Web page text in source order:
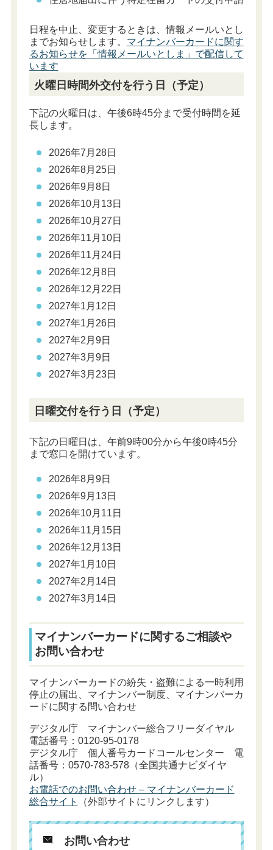
日程を中止、変更するときは、情報メールいとし
までお知らせします。 マイナンバーカードに関す
るお知らせを「情報メールいとしま」で配信して
います
火曜日時間外交付を行う日（予定）
下記の火曜日は、午後6時45分まで受付時間を延
長します。
2026年7月28日
2026年8月25日
2026年9月8日
2026年10月13日
2026年10月27日
2026年11月10日
2026年11月24日
2026年12月8日
2026年12月22日
2027年1月12日
2027年1月26日
2027年2月9日
2027年3月9日
2027年3月23日
日曜交付を行う日（予定）
下記の日曜日は、午前9時00分から午後0時45分
まで窓口を開けています。
2026年8月9日
2026年9月13日
2026年10月11日
2026年11月15日
2026年12月13日
2027年1月10日
2027年2月14日
2027年3月14日
マイナンバーカードに関するご相談や
お問い合わせ
マイナンバーカードの紛失・盗難による一時利用
停止の届出、マイナンバー制度、マイナンバーカ
ードに関する問い合わせ
デジタル庁 マイナンバー総合フリーダイヤル
電話番号：0120-95-0178
デジタル庁 個人番号カードコールセンター 電
話番号：0570-783-578（全国共通ナビダイヤ
ル）
お電話でのお問い合わせ – マイナンバーカード
総合サイト
（外部サイトにリンクします）
お問い合わせ